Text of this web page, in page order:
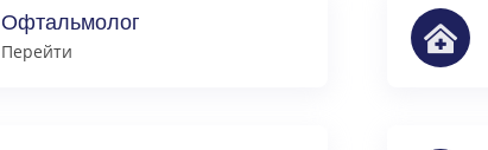
Офтальмолог
Перейти